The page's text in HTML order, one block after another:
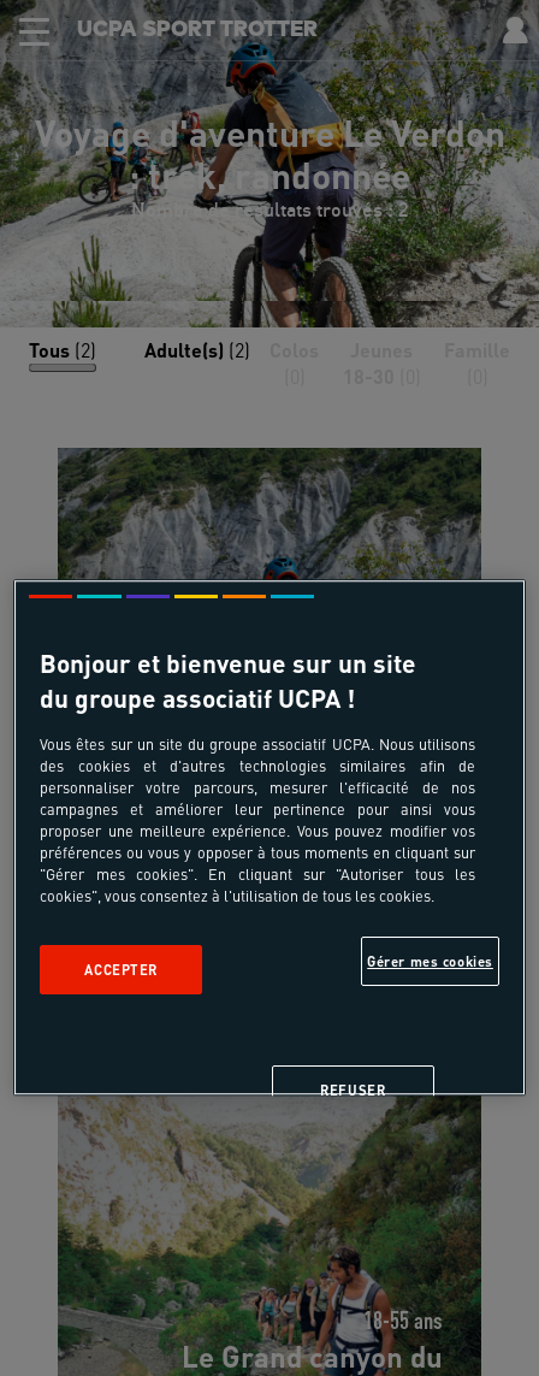
UCPA SPORT TROTTER
Voyage d'aventure Le Verdon
: trek, randonnée
Nombre de résultats trouvés : 2
Tous (2) Adulte(s) (2)
18-55 ans
Vtt, des terres noires aux
terres grises
France - Le Verdon - Alpes du Sud
650 €/pers
18-55 ans
Le Grand canyon du
Bonjour et bienvenue sur un site
du groupe associatif UCPA !
Vous êtes sur un site du groupe associatif UCPA. Nous utilisons
des cookies et d'autres technologies similaires afin de
personnaliser votre parcours, mesurer l'efficacité de nos
campagnes et améliorer leur pertinence pour ainsi vous
proposer une meilleure expérience. Vous pouvez modifier vos
préférences ou vous y opposer à tous moments en cliquant sur
"Gérer mes cookies". En cliquant sur "Autoriser tous les
cookies", vous consentez à l'utilisation de tous les cookies.
Gérer mes cookies
REFUSER
ACCEPTER